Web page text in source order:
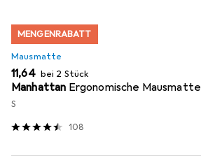
MENGENRABATT
Mausmatte
EUR
11,64 bei 2 Stück
Manhattan Ergonomische Mausmatte
S
108